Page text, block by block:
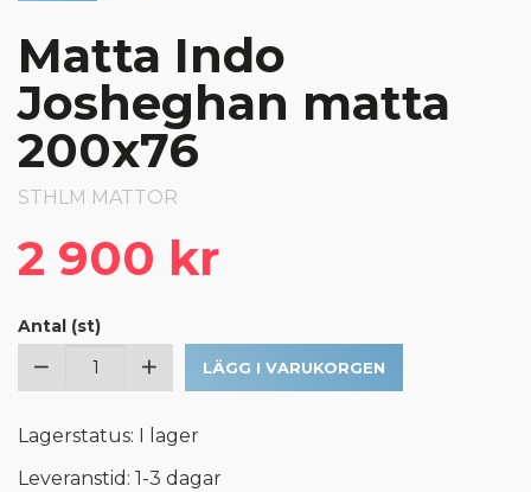
Matta Indo
Josheghan matta
200x76
STHLM MATTOR
2 900 kr
Antal (st)
LÄGG I VARUKORGEN
Lagerstatus: I lager
Leveranstid: 1-3 dagar